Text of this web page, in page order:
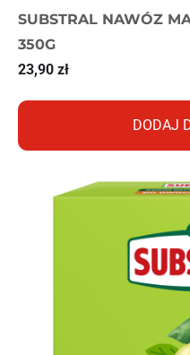
SUBSTRAL NAWÓZ
350G
23,90 zł
DODAJ